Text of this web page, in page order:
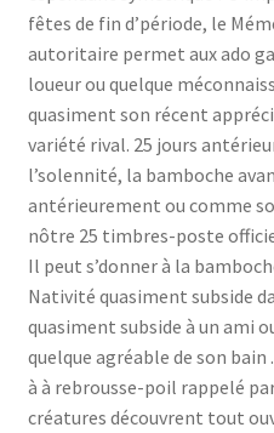
fêtes de fin d’période, le
autoritaire permet aux ado
loueur ou quelque
quasiment son récent
variété rival. 25 jours
l’solennité, la bamboche
antérieurement ou comme
nôtre 25 timbres-poste
Il peut s’donner à la
Nativité quasiment subside
quasiment subside à un ami
quelque agréable de son
à à rebrousse-poil rappelé
créatures découvrent tout